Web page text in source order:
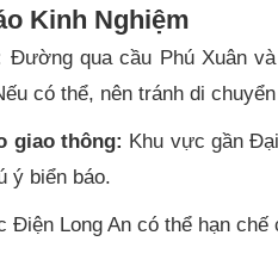
Kinh Nghiệm
Đường qua cầu Phú Xuân
có thể, nên tránh di
giao thông: Khu vực gần
ý biển báo.
Điện Long An có thể hạn